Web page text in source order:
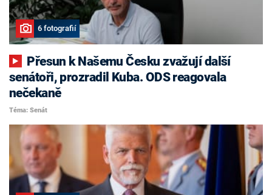
6 fotografií
senátoři, prozradil Kuba. ODS reagovala
nečekaně
Téma: Senát